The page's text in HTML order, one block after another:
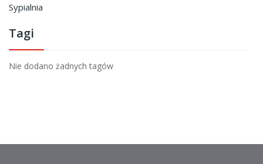
Sypialnia
Tagi
Nie dodano żadnych tagów